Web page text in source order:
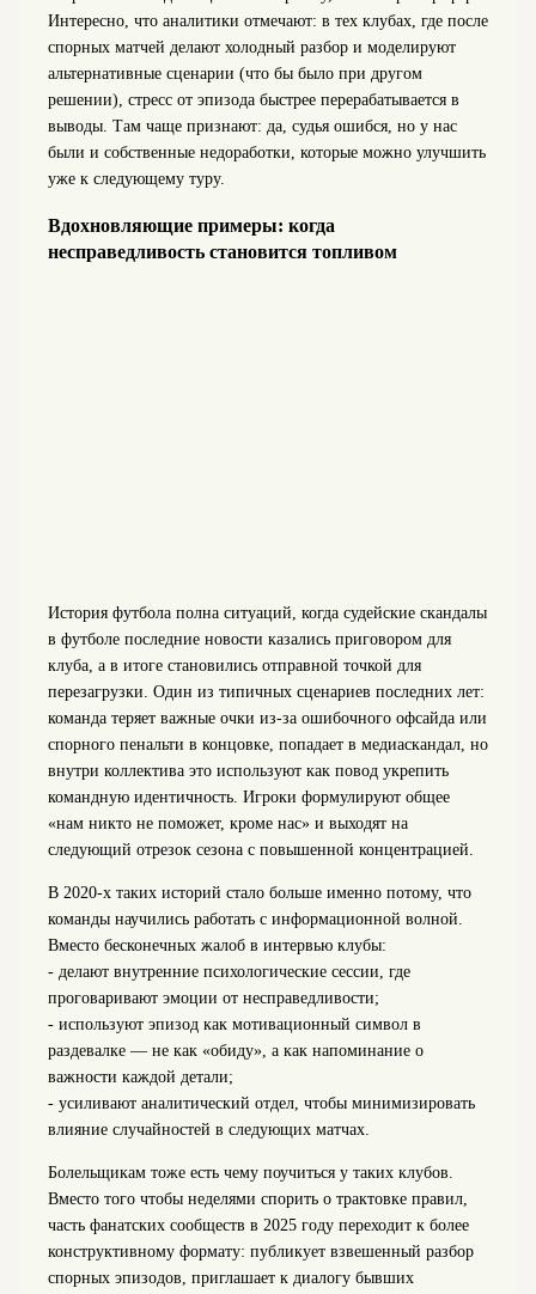
Интересно, что аналитики отмечают: в тех клубах, где после
спорных матчей делают холодный разбор и моделируют
альтернативные сценарии (что бы было при другом
решении), стресс от эпизода быстрее перерабатывается в
выводы. Там чаще признают: да, судья ошибся, но у нас
были и собственные недоработки, которые можно улучшить
уже к следующему туру.
Вдохновляющие примеры: когда
несправедливость становится топливом
История футбола полна ситуаций, когда судейские скандалы
в футболе последние новости казались приговором для
клуба, а в итоге становились отправной точкой для
перезагрузки. Один из типичных сценариев последних лет:
команда теряет важные очки из-за ошибочного офсайда или
спорного пенальти в концовке, попадает в медиаскандал, но
внутри коллектива это используют как повод укрепить
командную идентичность. Игроки формулируют общее
«нам никто не поможет, кроме нас» и выходят на
следующий отрезок сезона с повышенной концентрацией.
В 2020‑х таких историй стало больше именно потому, что
команды научились работать с информационной волной.
Вместо бесконечных жалоб в интервью клубы:
- делают внутренние психологические сессии, где
проговаривают эмоции от несправедливости;
- используют эпизод как мотивационный символ в
раздевалке — не как «обиду», а как напоминание о
важности каждой детали;
- усиливают аналитический отдел, чтобы минимизировать
влияние случайностей в следующих матчах.
Болельщикам тоже есть чему поучиться у таких клубов.
Вместо того чтобы неделями спорить о трактовке правил,
часть фанатских сообществ в 2025 году переходит к более
конструктивному формату: публикует взвешенный разбор
спорных эпизодов, приглашает к диалогу бывших